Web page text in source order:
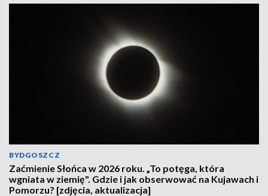
BYDGOSZCZ
Zaćmienie Słońca w 2026 roku. „To potęga, która
wgniata w ziemię". Gdzie i jak obserwować na Kujawach i
Pomorzu? [zdjęcia, aktualizacja]